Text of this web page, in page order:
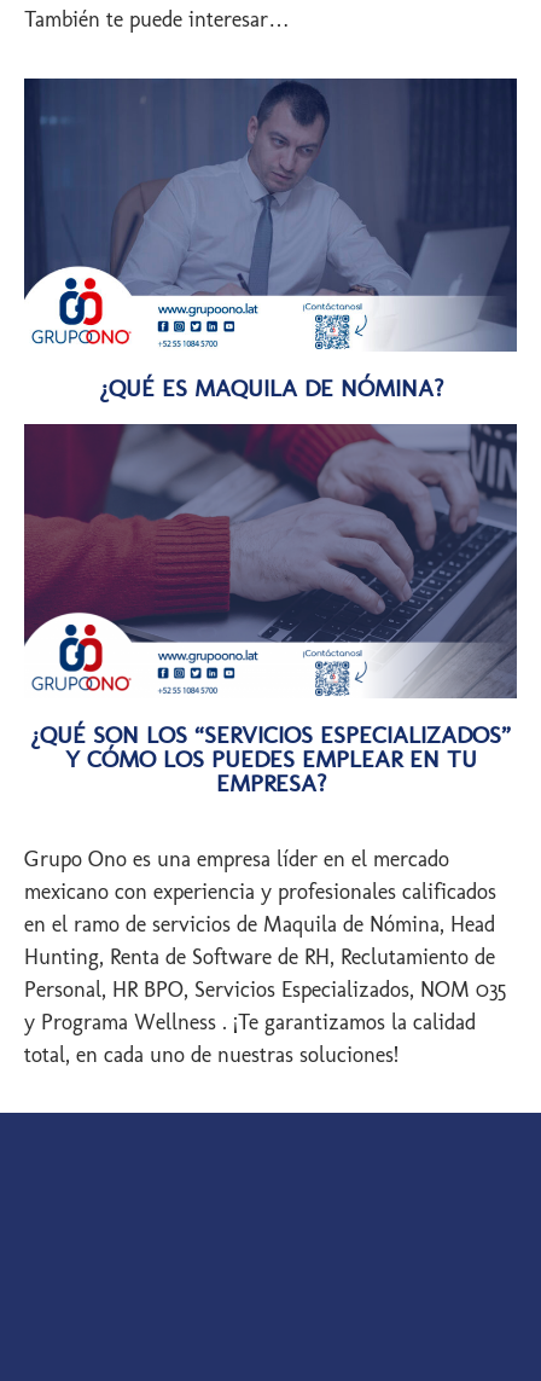
También te puede interesar…
¿QUÉ ES MAQUILA DE NÓMINA?
¿QUÉ SON LOS “SERVICIOS ESPECIALIZADOS”
Y CÓMO LOS PUEDES EMPLEAR EN TU
EMPRESA?
Grupo Ono es una empresa líder en el mercado
mexicano con experiencia y profesionales calificados
en el ramo de servicios de Maquila de Nómina, Head
Hunting, Renta de Software de RH, Reclutamiento de
Personal, HR BPO, Servicios Especializados, NOM 035
y Programa Wellness . ¡Te garantizamos la calidad
total, en cada uno de nuestras soluciones!